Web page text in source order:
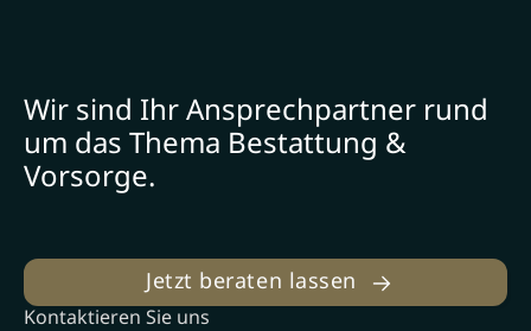
Wir sind Ihr Ansprechpartner rund
um das Thema Bestattung &
Vorsorge.
Jetzt beraten lassen
Kontaktieren Sie uns